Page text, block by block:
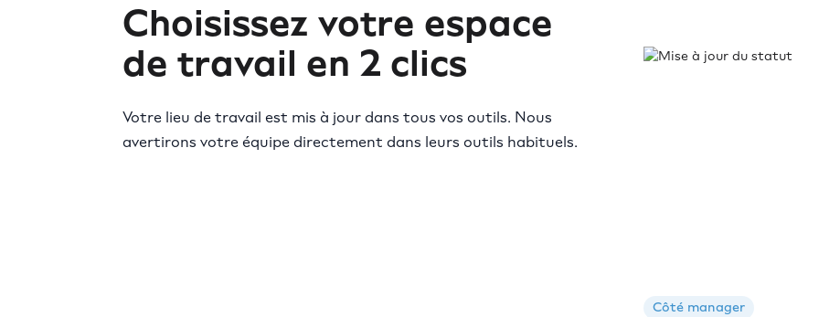
Choisissez votre espace
de travail en 2 clics
Votre lieu de travail est mis à jour dans tous vos outils. Nous
avertirons votre équipe directement dans leurs outils habituels.
Côté manager